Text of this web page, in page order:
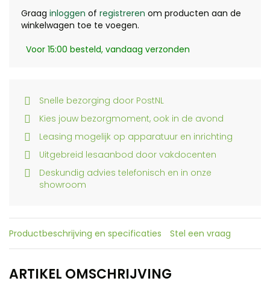
Graag inloggen of registreren om producten aan de
winkelwagen toe te voegen.
Voor 15:00 besteld, vandaag verzonden
Snelle bezorging door PostNL
Kies jouw bezorgmoment, ook in de avond
Leasing mogelijk op apparatuur en inrichting
Uitgebreid lesaanbod door vakdocenten
Deskundig advies telefonisch en in onze
showroom
Productbeschrijving en specificaties Stel een vraag
ARTIKEL OMSCHRIJVING